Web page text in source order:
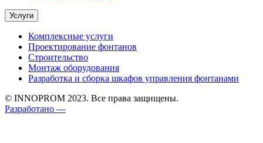
Услуги
Комплексные услуги
Проектирование фонтанов
Строительство
Монтаж оборудования
Разработка и сборка шкафов управления фонтанами
© INNOPROM 2023. Все права защищены.
Разработано —